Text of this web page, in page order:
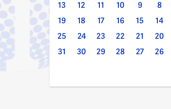
8
9
10
11
12
13
14
15
16
17
18
19
20
21
22
23
24
25
26
27
28
29
30
31